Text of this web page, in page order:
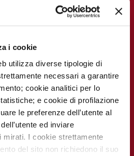
i cookie
utilizza diverse tipologie di
necessari a garantire
cookie analitici per lo
e cookie di profilazione
le preferenze dell’utente al
ed inviare
I cookie strettamente
del sito non richiedono il suo
noi
Eventi e Corsi
Corsi online
MECKI Score
RICERCATORI
Report
La ricerca al
Indice delle
scientifiche più
Notizie dal
Monzino
CAMPAGNE E
INIZIATIVE
Campagna
La settimana